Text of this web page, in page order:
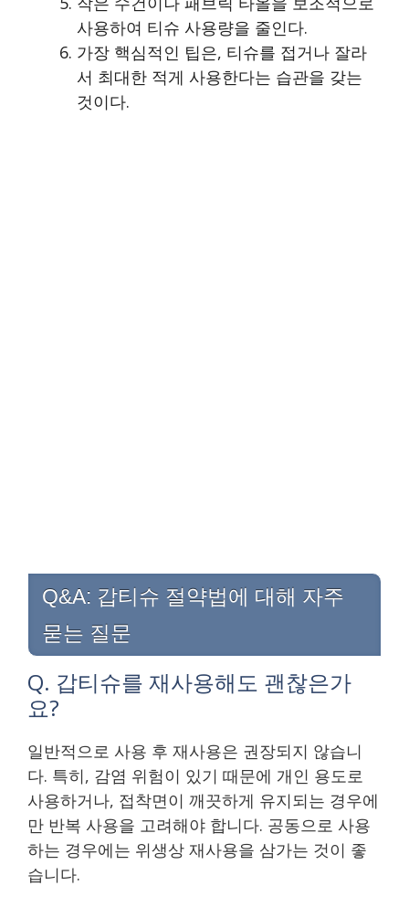
사용하여 티슈 사용량을 줄인다.
가장 핵심적인 팁은, 티슈를 접거나 잘라
서 최대한 적게 사용한다는 습관을 갖는
것이다.
Q&A: 갑티슈 절약법에 대해 자주
묻는 질문
Q. 갑티슈를 재사용해도 괜찮은가
요?
일반적으로 사용 후 재사용은 권장되지 않습니
다. 특히, 감염 위험이 있기 때문에 개인 용도로
사용하거나, 접착면이 깨끗하게 유지되는 경우에
만 반복 사용을 고려해야 합니다. 공동으로 사용
하는 경우에는 위생상 재사용을 삼가는 것이 좋
습니다.